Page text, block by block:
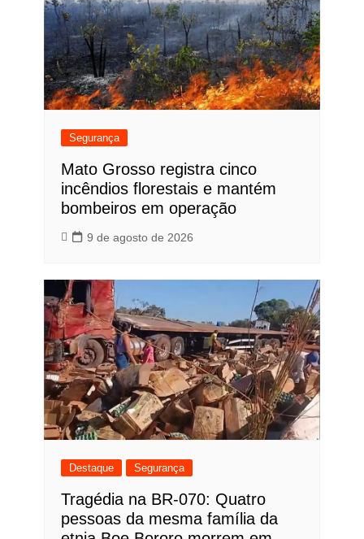
Segurança
Mato Grosso registra cinco
incêndios florestais e mantém
bombeiros em operação
9 de agosto de 2026
Destaque Segurança
Tragédia na BR-070: Quatro
pessoas da mesma família da